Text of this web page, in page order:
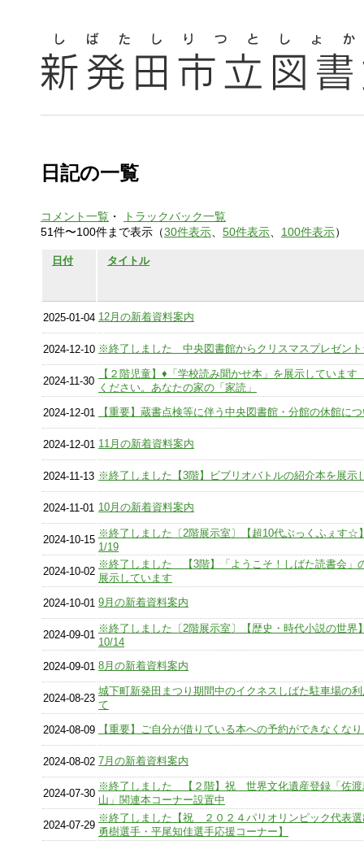
日記の一覧
コメント一覧 ・
トラックバック一覧
51件〜100件まで表示（30件表示 50件表示 100件表示）
日付 タイトル
2025-01-04 12月の新着資料案内
2024-12-10 ※終了しました 中央図書館からクリスマスプレゼン
2024-11-30
【２階児童】♦「学校読み聞かせ本」を展示していま
ください。あなたの家の「家読」
2024-12-01 【重要】蔵書点検等に伴う中央図書館・分館の休館に
2024-12-01 11月の新着資料案内
2024-11-13 ※終了しました【3階】ビブリオバトルの紹介本を展示
2024-11-01 10月の新着資料案内
2024-10-15
※終了しました〔2階展示室〕【超10代ぶっくふぇす☆
1/19
2024-10-02
※終了しました 【3階】「ようこそ！しばた読書会」
展示しています
2024-10-01 9月の新着資料案内
2024-09-01
※終了しました〔2階展示室〕【歴史・時代小説の世界
10/14
2024-09-01 8月の新着資料案内
2024-08-23
城下町新発田まつり期間中のイクネスしばた駐車場の
て
2024-08-09 【重要】ご自分が借りている本への予約ができなくな
2024-08-02 7月の新着資料案内
2024-07-30
※終了しました 【２階】祝 世界文化遺産登録「佐渡
山」関連本コーナー設置中
2024-07-29
※終了しました【祝 ２０２４パリオリンピック代表
勇樹選手・平尾知佳選手応援コーナー】